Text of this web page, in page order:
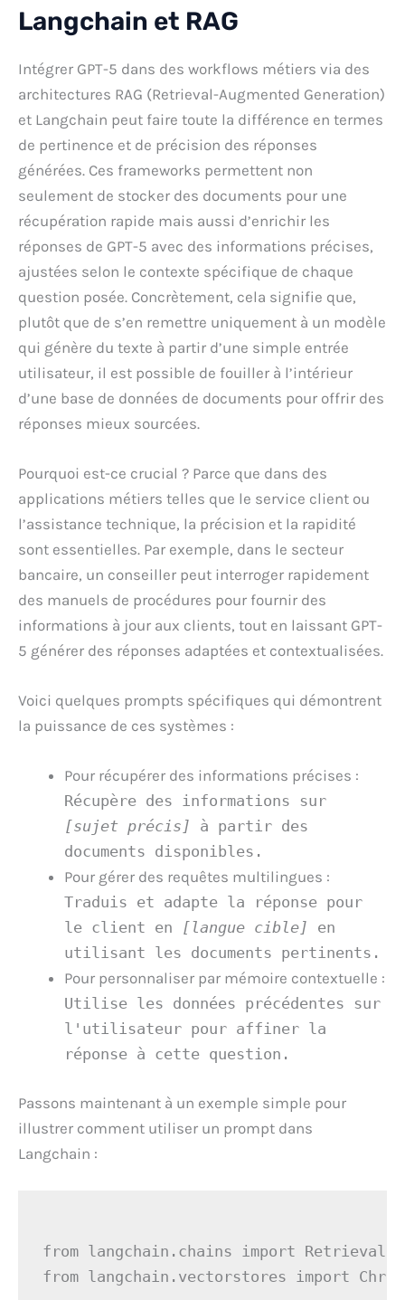
Langchain et RAG
Intégrer GPT-5 dans des workflows métiers via des
architectures RAG (Retrieval-Augmented Generation)
et Langchain peut faire toute la différence en termes
de pertinence et de précision des réponses
générées. Ces frameworks permettent non
seulement de stocker des documents pour une
récupération rapide mais aussi d’enrichir les
réponses de GPT-5 avec des informations précises,
ajustées selon le contexte spécifique de chaque
question posée. Concrètement, cela signifie que,
plutôt que de s’en remettre uniquement à un modèle
qui génère du texte à partir d’une simple entrée
utilisateur, il est possible de fouiller à l’intérieur
d’une base de données de documents pour offrir des
réponses mieux sourcées.
Pourquoi est-ce crucial ? Parce que dans des
applications métiers telles que le service client ou
l’assistance technique, la précision et la rapidité
sont essentielles. Par exemple, dans le secteur
bancaire, un conseiller peut interroger rapidement
des manuels de procédures pour fournir des
informations à jour aux clients, tout en laissant GPT-
5 générer des réponses adaptées et contextualisées.
Voici quelques prompts spécifiques qui démontrent
la puissance de ces systèmes :
Pour récupérer des informations précises :
Récupère des informations sur
[sujet précis] à partir des
documents disponibles.
Pour gérer des requêtes multilingues :
Traduis et adapte la réponse pour
le client en [langue cible] en
utilisant les documents pertinents.
Pour personnaliser par mémoire contextuelle :
Utilise les données précédentes sur
l'utilisateur pour affiner la
réponse à cette question.
Passons maintenant à un exemple simple pour
illustrer comment utiliser un prompt dans
Langchain :
from langchain.chains import RetrievalQA
from langchain.vectorstores import